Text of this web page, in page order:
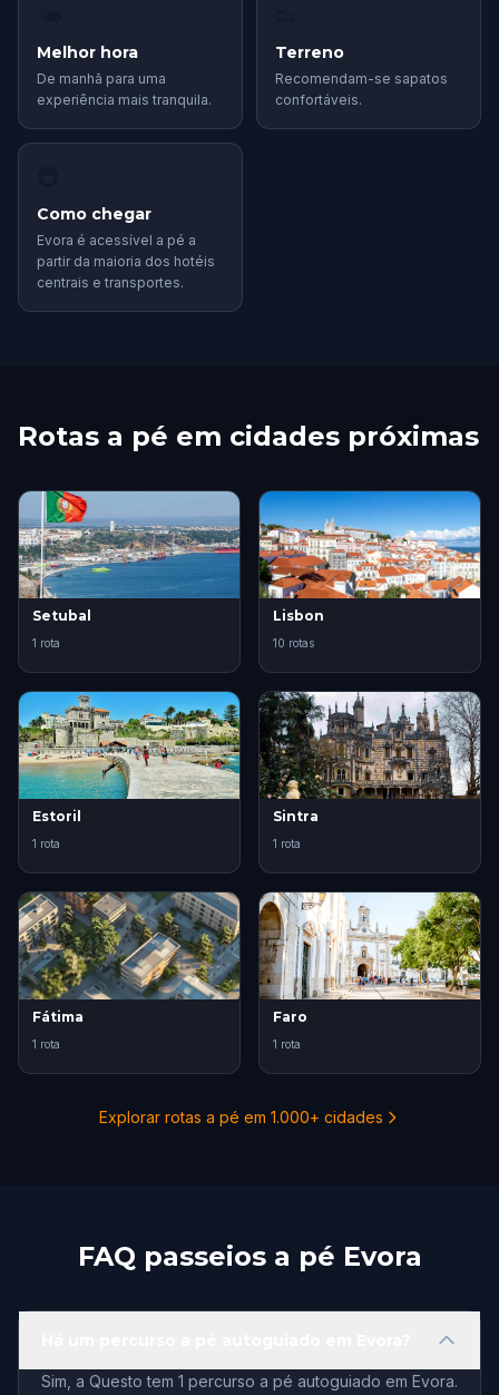
Melhor hora
De manhã para uma
experiência mais tranquila.
Terreno
Recomendam-se sapatos
confortáveis.
Como chegar
Evora é acessível a pé a
partir da maioria dos hotéis
centrais e transportes.
Rotas a pé em cidades próximas
Setubal
1 rota
Lisbon
10 rotas
Estoril
1 rota
Sintra
1 rota
Fátima
1 rota
Faro
1 rota
Explorar rotas a pé em 1.000+ cidades
FAQ passeios a pé Evora
Sim, a Questo tem 1 percurso a pé autoguiado em Evora.